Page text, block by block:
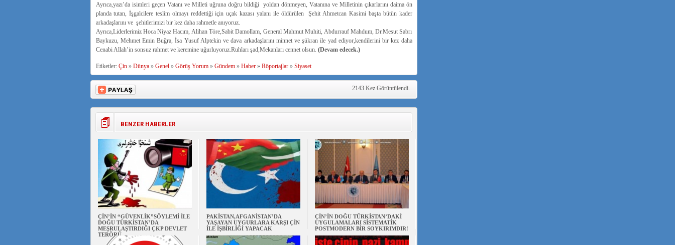
Ayrıca,yazı’da isimleri geçen Vatanı ve Milleti uğruna doğru bildiği yoldan dönmeyen, Vatanına ve Milletinin çıkarlarını daima ön
planda tutan, İşgalcilere teslim olmayı reddettiği için uçak kazası yalanı ile öldürülen Şehit Ahmetcan Kasimi başta bütün kader
arkadaşlarını ve şehitlerimizi bir kez daha rahmetle anıyoruz.
Ayrıca,Liderlerimiz Hoca Niyaz Hacım, Alihan Töre,Sabit Damollam, General Mahmut Muhiti, Abdurrauf Mahdum, Dr.Mesut Sabrı
Baykuzu, Mehmet Emin Buğra, İsa Yusuf Alptekin ve dava arkadaşlarını minnet ve şükran ile yad ediyor,kendilerini bir kez daha
Cenabi Allah’in sonsuz rahmet ve keremine uğurluyoruz.Ruhları şad,Mekanları cennet olsun. (Devam edecek.)
Etiketler: Çin» Dünya» Genel» Görüş Yorum» Gündem» Haber» Röportajlar» Siyaset
2143 Kez Görüntülendi.
BENZER HABERLER
ÇİN’İN “GÜVENLİK”SÖYLEMİ İLE
DOĞU TÜRKİSTAN’DA
MEŞRULAŞTIRDIĞI ÇKP DEVLET
TERÖRÜ
PAKİSTAN,AFGANİSTAN’DA
YAŞAYAN UYGURLARA KARŞI ÇİN
İLE İŞBİRLİĞİ YAPACAK
ÇİN’İN DOĞU TÜRKİSTAN’DAKİ
UYGULAMALARI SİSTEMATİK
POSTMODERN BİR SOYKIRIMDIR!